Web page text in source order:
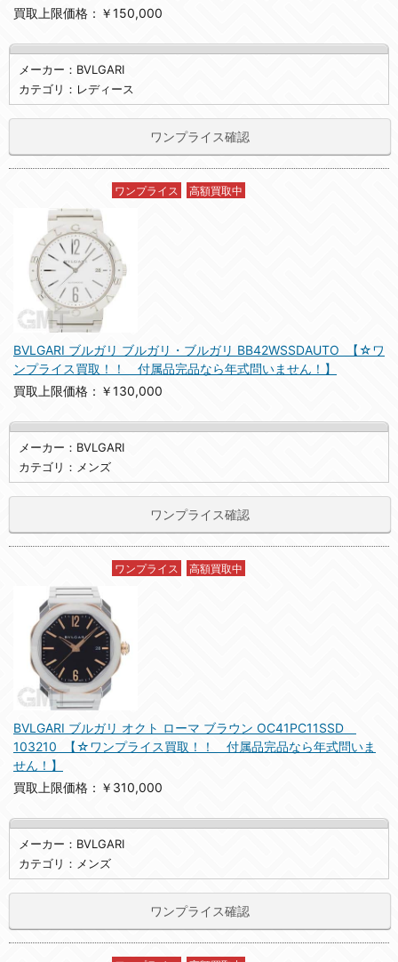
買取上限価格：￥150,000
メーカー：BVLGARI
カテゴリ：レディース
ワンプライス確認
ワンプライス 高額買取中
BVLGARI ブルガリ ブルガリ・ブルガリ BB42WSSDAUTO 【☆ワ
ンプライス買取！！ 付属品完品なら年式問いません！】
買取上限価格：￥130,000
メーカー：BVLGARI
カテゴリ：メンズ
ワンプライス確認
ワンプライス 高額買取中
BVLGARI ブルガリ オクト ローマ ブラウン OC41PC11SSD
103210 【☆ワンプライス買取！！ 付属品完品なら年式問いま
せん！】
買取上限価格：￥310,000
メーカー：BVLGARI
カテゴリ：メンズ
ワンプライス確認